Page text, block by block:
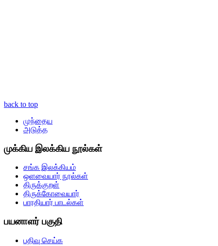
back to top
முந்தைய
அடுத்த
முக்கிய இலக்கிய நூல்கள்
சங்க இலக்கியம்
ஒளவையார் நூல்கள்
திருக்குறள்
திருக்கோவையார்
பாரதியார் பாடல்கள்
பயனாளர் பகுதி
பதிவு செய்க